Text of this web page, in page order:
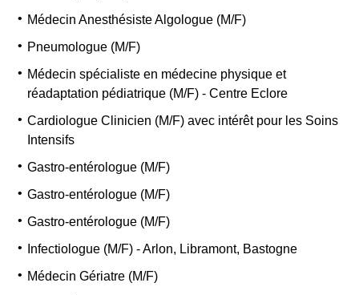
Médecin Anesthésiste Algologue (M/F)
Pneumologue (M/F)
Médecin spécialiste en médecine physique et
réadaptation pédiatrique (M/F) - Centre Eclore
Cardiologue Clinicien (M/F) avec intérêt pour les Soins
Intensifs
Gastro-entérologue (M/F)
Gastro-entérologue (M/F)
Gastro-entérologue (M/F)
Infectiologue (M/F) - Arlon, Libramont, Bastogne
Médecin Gériatre (M/F)